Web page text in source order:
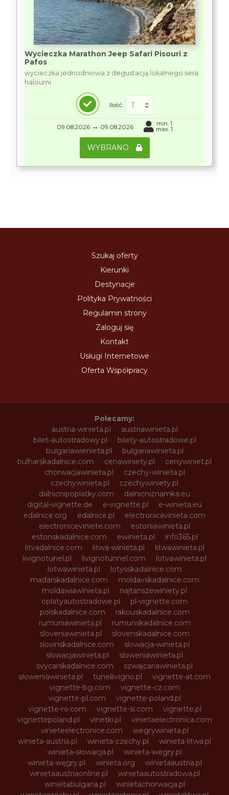
Wycieczka Marathon Jeep Safari Pisouri z
Pafos
wycieczka jednodniowa z degustacją lokalnego sera
haloumi
Ilość:
09.08.2026 → 09.08.2026 min. 1
max. 1
WYBRANO
Szukaj oferty
Kierunki
Destynacje
Polityka Prywatności
Regulamin strony
Zaloguj się
Kontakt
Usługi Internetowe
Oferta Współpracy
Polecamy:
austria-winieta.pl
austriawinieta.pl
bilet-autostradowy.pl
bilety-autostradowe.pl
bulgariawienieta.pl
bulgariawinieta.pl
bulharskadalnice.com
cenawiniety.pl
cenywiniet.pl
chorwacjawinieta.pl
czechy-winieta.pl
czechywinieta.pl
czechywiniety.pl
dalnicnipoplatky.com
dalnicniznamka.eu
digital-vignette.de
e-vignette.pl
e-winieta.eu
edalnice.org
edalnice.pl
electronicavinieta.com
electroniceviniete.com
estoniawinieta.pl
estonskadalnice.com
ewinieta.pl
info365.pl
litvadalnice.com
litwa-winieta.pl
litwawinieta.pl
livignotunel.pl
livignotunnel.com
lotvawinieta.pl
lotwawinieta.pl
lotysskadalnice.com
madarskadalnice.com
moldavskadalnice.com
moldawiawinieta.pl
najtanszewiniety.pl
oplatyautostradowe.pl
pl-vignette.com
polskadalnice.com
rakouskadalnice.com
rumuniawinieta.pl
rumunskadalnice.com
sloveniawinieta.pl
slovenskadalnice.com
slovinskadalnice.com
slowacja-winieta.pl
slowacjawinieta.pl
sloweniawinieta.pl
svycarskadalnice.com
szwajcariawinieta.pl
słoweniawinieta.pl
tunellivigno.pl
vignette-at.com
vignette-bg.com
vignette-cz.com
vignette-pl.com
vignette-poland.pl
vignette-ro.com
vignette-si.com
vignette.pl
vignettepoland.pl
vinetki.pl
vinietaelectronica.com
vinieteelectronice.com
wegrywinieta.pl
winieta-austria.pl
winieta-czechy.pl
winieta-litwa.pl
winieta-słowacja.pl
winieta-wegry.pl
winieta-węgry.pl
winieta.org
winietaaustria.pl
winietaaustriaonline.pl
winietaautostradowa.pl
winietabulgaria.pl
winietachorwacja.pl